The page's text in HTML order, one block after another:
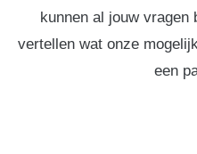
kunnen al jouw vragen
vertellen wat onze
een